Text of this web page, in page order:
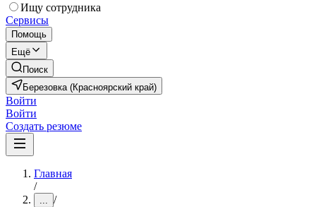
Ищу сотрудника
Сервисы
Помощь
Ещё
Поиск
Березовка (Красноярский край)
Войти
Войти
Создать резюме
Главная
/
... /